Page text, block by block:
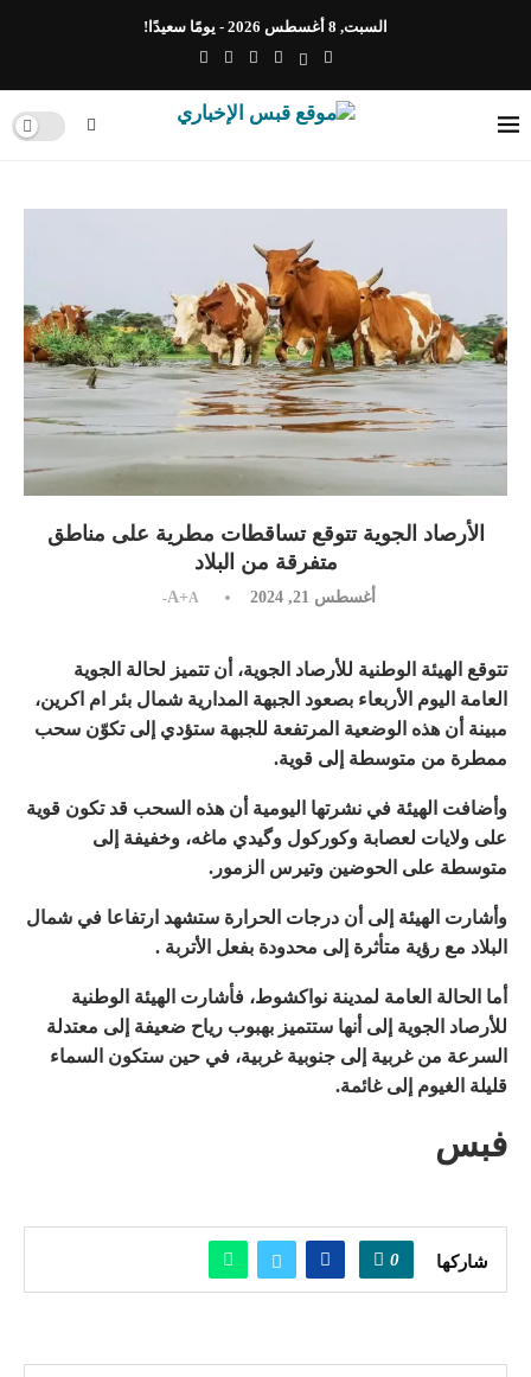
السبت, 8 أغسطس 2026 - يومًا سعيدًا!
الأرصاد الجوية تتوقع تساقطات مطرية على مناطق
متفرقة من البلاد
أغسطس 21, 2024 A+A-
تتوقع الهيئة الوطنية للأرصاد الجوية، أن تتميز لحالة الجوية
العامة اليوم الأربعاء بصعود الجبهة المدارية شمال بئر ام اكرين،
مبينة أن هذه الوضعية المرتفعة للجبهة ستؤدي إلى تكوّن سحب
ممطرة من متوسطة إلى قوية.
وأضافت الهيئة في نشرتها اليومية أن هذه السحب قد تكون قوية
على ولايات لعصابة وكوركول وگيدي ماغه، وخفيفة إلى
متوسطة على الحوضين وتيرس الزمور.
وأشارت الهيئة إلى أن درجات الحرارة ستشهد ارتفاعا في شمال
البلاد مع رؤية متأثرة إلى محدودة بفعل الأتربة .
أما الحالة العامة لمدينة نواكشوط، فأشارت الهيئة الوطنية
للأرصاد الجوية إلى أنها ستتميز بهبوب رياح ضعيفة إلى معتدلة
السرعة من غربية إلى جنوبية غربية، في حين ستكون السماء
قليلة الغيوم إلى غائمة.
فبس
شاركها 0